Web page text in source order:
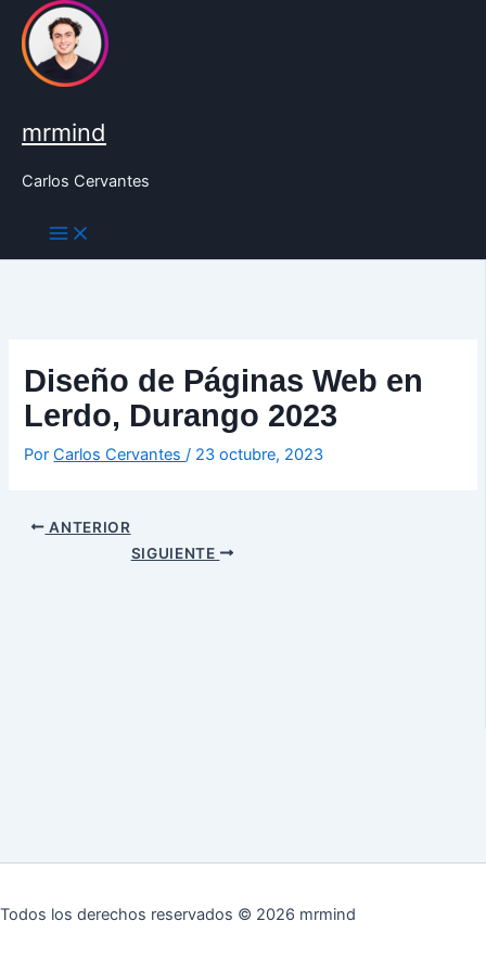
contenido
mrmind
Carlos Cervantes
Diseño de Páginas Web en
Lerdo, Durango 2023
PorCarlos Cervantes/ 23 octubre, 2023
ANTERIOR
SIGUIENTE
Todos los derechos reservados © 2026 mrmind